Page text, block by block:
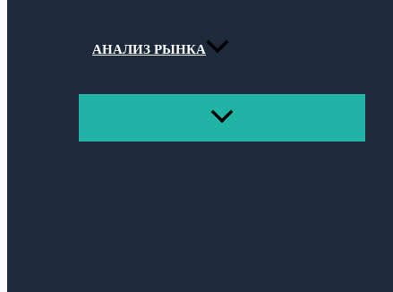
АНАЛИЗ РЫНКА
ПЕРЕКЛЮЧАТЕЛЬ